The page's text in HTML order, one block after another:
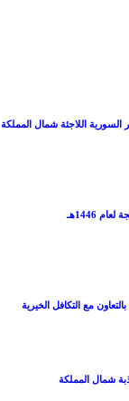
السورية اللاجئة شمال المملكة
1446هـ
مع التكافل الخيرية
شمال المملكة